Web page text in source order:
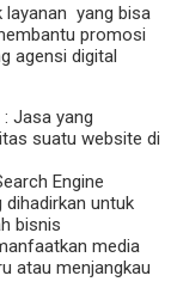
layanan yang bisa
promosi
agensi digital
Jasa yang
suatu website di
Engine
dihadirkan untuk
bisnis
media
atau menjangkau